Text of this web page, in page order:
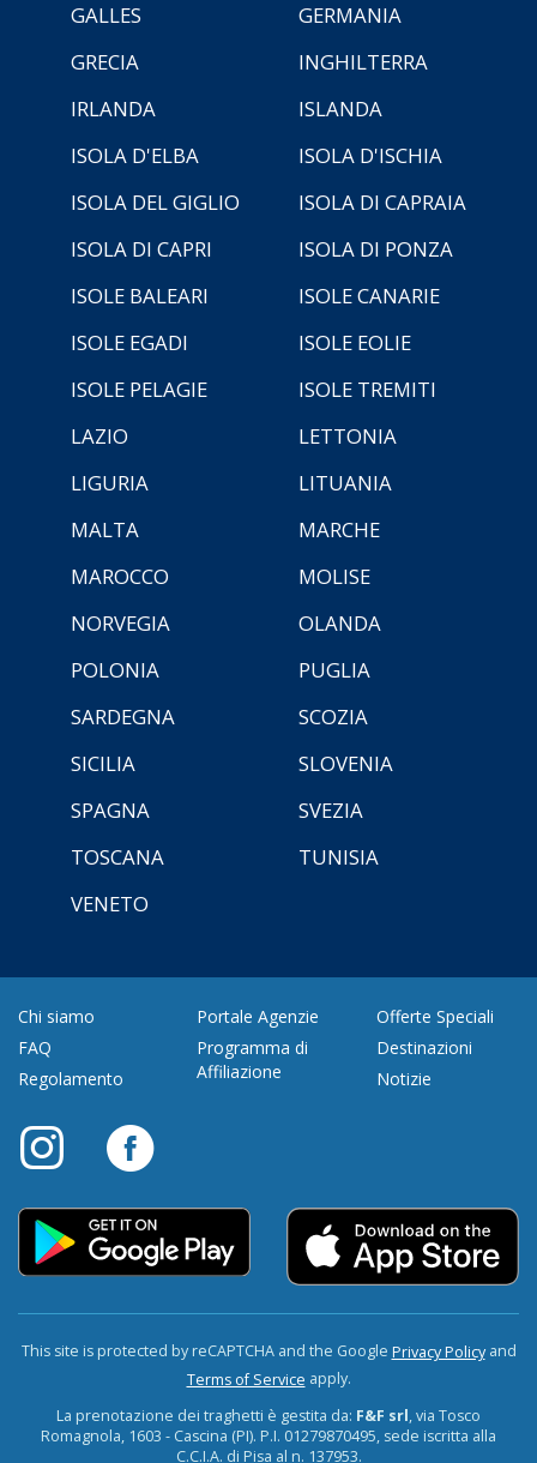
GALLES
GERMANIA
GRECIA
INGHILTERRA
IRLANDA
ISLANDA
ISOLA D'ELBA
ISOLA D'ISCHIA
ISOLA DEL GIGLIO
ISOLA DI CAPRAIA
ISOLA DI CAPRI
ISOLA DI PONZA
ISOLE BALEARI
ISOLE CANARIE
ISOLE EGADI
ISOLE EOLIE
ISOLE PELAGIE
ISOLE TREMITI
LAZIO
LETTONIA
LIGURIA
LITUANIA
MALTA
MARCHE
MAROCCO
MOLISE
NORVEGIA
OLANDA
POLONIA
PUGLIA
SARDEGNA
SCOZIA
SICILIA
SLOVENIA
SPAGNA
SVEZIA
TOSCANA
TUNISIA
VENETO
Chi siamo
FAQ
Regolamento
Portale Agenzie
Programma di
Affiliazione
Offerte Speciali
Destinazioni
Notizie
This site is protected by reCAPTCHA and the Google Privacy Policyand
Terms of Service apply.
La prenotazione dei traghetti è gestita da: F&F srl, via Tosco
Romagnola, 1603 - Cascina (PI). P.I. 01279870495, sede iscritta alla
C.C.I.A. di Pisa al n. 137953.